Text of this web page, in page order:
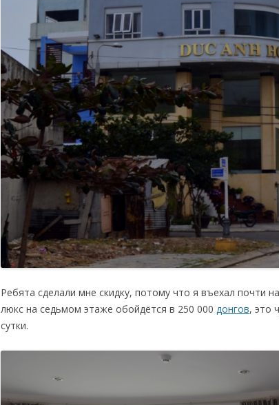
Ребята сделали мне скидку, потому что я въехал почти
люкс на седьмом этаже обойдётся в 250 000 донгов, это
сутки.